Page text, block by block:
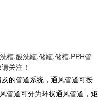
槽,酸洗罐,储罐,储槽,PPH管
关注！
的管道系统，通风管道可按
管道可分为环状通风管道，矩